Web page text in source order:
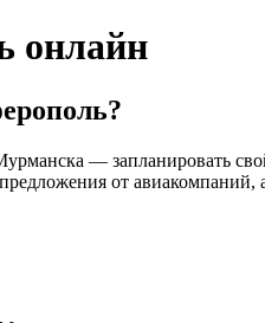
онлайн
— запланировать
от авиакомпаний,